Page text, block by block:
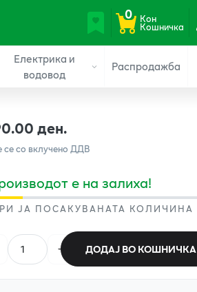
0 Кон
Кошничка
Електрика и
водовод
Распродажба
ден.
се со вклучено ДДВ
е на залиха!
ЈА ПОСАКУВАНАТА КОЛИЧИНА
ДОДАЈ ВО КОШНИЧКА